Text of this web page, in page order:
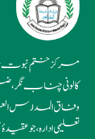
مرکز ختمِ نبوت
کالونی چناب
وفاق المدارس
تعلیمی ادارہ، جو